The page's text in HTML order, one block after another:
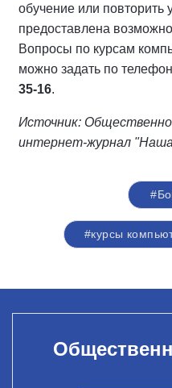
обучение или повторить
предоставлена
Вопросы по курсам
можно задать по
35-16.
Источник:
интернет-журнал
#курсы